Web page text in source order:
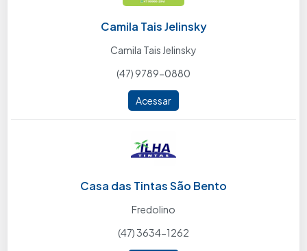
Camila Tais Jelinsky
Camila Tais Jelinsky
(47) 9789-0880
Acessar
Casa das Tintas São Bento
Fredolino
(47) 3634-1262